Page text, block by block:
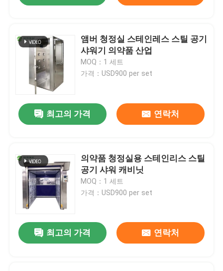
병원 수술실
제약 크린 룸 도어
벽체 샌드위치 패널
스테인레스 강 에어샤워
팬 필터 장치
의학 스테인레스 강 싱크
스테인레스 강 의학 내각
앰버 청정실 스테인레스 스틸 공기
샤워기 의약품 산업
MOQ：1 세트
가격：USD900 per set
최고의 가격 연락처
의약품 청정실용 스테인리스 스틸
공기 샤워 캐비닛
MOQ：1 세트
가격：USD900 per set
최고의 가격 연락처